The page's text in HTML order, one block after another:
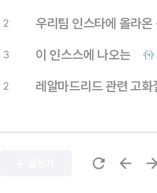
2 우리팀 인스타에 올라온
3 이 인스스에 나오는
2 레알마드리드 관련 고
refresh arrow_back